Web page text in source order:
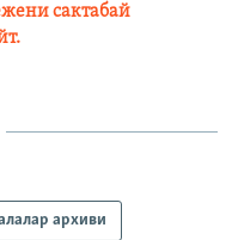
сактабай
архиви